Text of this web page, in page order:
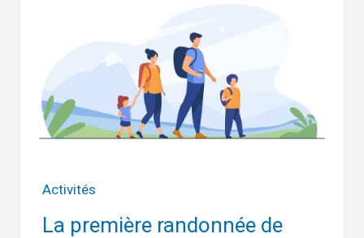
Activités
La première randonnée de